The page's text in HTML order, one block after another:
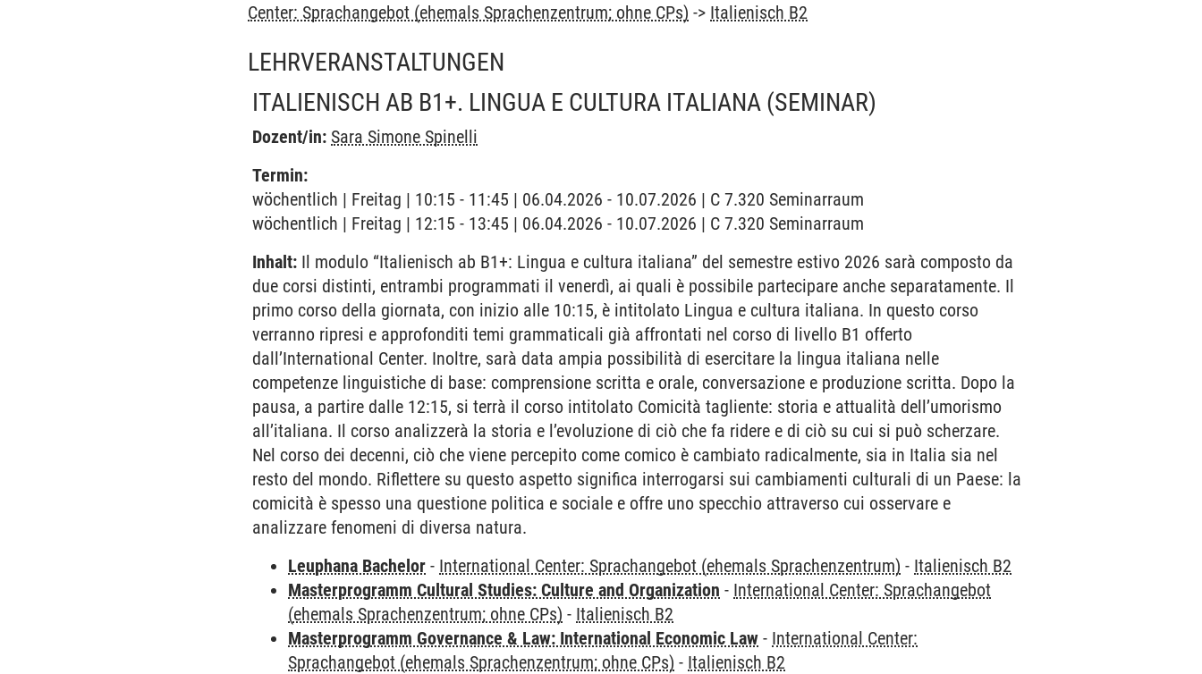
Center: Sprachangebot (ehemals Sprachenzentrum; ohne CPs) -> Italienisch B2
LEHRVERANSTALTUNGEN
ITALIENISCH AB B1+. LINGUA E CULTURA ITALIANA (SEMINAR)
Dozent/in: Sara Simone Spinelli
Termin:
wöchentlich | Freitag | 10:15 - 11:45 | 06.04.2026 - 10.07.2026 | C 7.320 Seminarraum
wöchentlich | Freitag | 12:15 - 13:45 | 06.04.2026 - 10.07.2026 | C 7.320 Seminarraum
Inhalt: Il modulo “Italienisch ab B1+: Lingua e cultura italiana” del semestre estivo 2026 sarà composto da
due corsi distinti, entrambi programmati il venerdì, ai quali è possibile partecipare anche separatamente. Il
primo corso della giornata, con inizio alle 10:15, è intitolato Lingua e cultura italiana. In questo corso
verranno ripresi e approfonditi temi grammaticali già affrontati nel corso di livello B1 offerto
dall’International Center. Inoltre, sarà data ampia possibilità di esercitare la lingua italiana nelle
competenze linguistiche di base: comprensione scritta e orale, conversazione e produzione scritta. Dopo la
pausa, a partire dalle 12:15, si terrà il corso intitolato Comicità tagliente: storia e attualità dell’umorismo
all’italiana. Il corso analizzerà la storia e l’evoluzione di ciò che fa ridere e di ciò su cui si può scherzare.
Nel corso dei decenni, ciò che viene percepito come comico è cambiato radicalmente, sia in Italia sia nel
resto del mondo. Riflettere su questo aspetto significa interrogarsi sui cambiamenti culturali di un Paese: la
comicità è spesso una questione politica e sociale e offre uno specchio attraverso cui osservare e
analizzare fenomeni di diversa natura.
Leuphana Bachelor - International Center: Sprachangebot (ehemals Sprachenzentrum) - Italienisch B2
Masterprogramm Cultural Studies: Culture and Organization - International Center: Sprachangebot
(ehemals Sprachenzentrum; ohne CPs) - Italienisch B2
Masterprogramm Governance & Law: International Economic Law - International Center:
Sprachangebot (ehemals Sprachenzentrum; ohne CPs) - Italienisch B2